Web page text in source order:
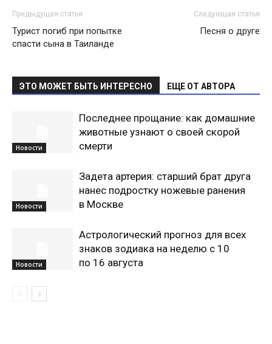
Предыдущая статья
Турист погиб при попытке
спасти сына в Таиланде
Следующая статья
Песня о друге
ЭТО МОЖЕТ БЫТЬ ИНТЕРЕСНО ЕЩЕ ОТ АВТОРА
Новости
Последнее прощание: как домашние
животные узнают о своей скорой
смерти
Новости
Задета артерия: старший брат друга
нанес подростку ножевые ранения
в Москве
Новости
Астрологический прогноз для всех
знаков зодиака на неделю с 10
по 16 августа